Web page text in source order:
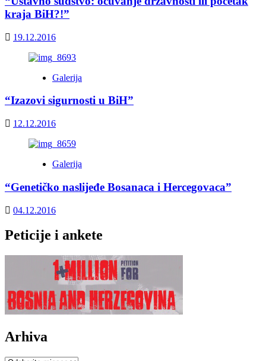
kraja BiH?!”
19.12.2016
Galerija
“Izazovi sigurnosti u BiH”
12.12.2016
Galerija
“Genetičko naslijeđe Bosanaca i Hercegovaca”
04.12.2016
Peticije i ankete
Arhiva